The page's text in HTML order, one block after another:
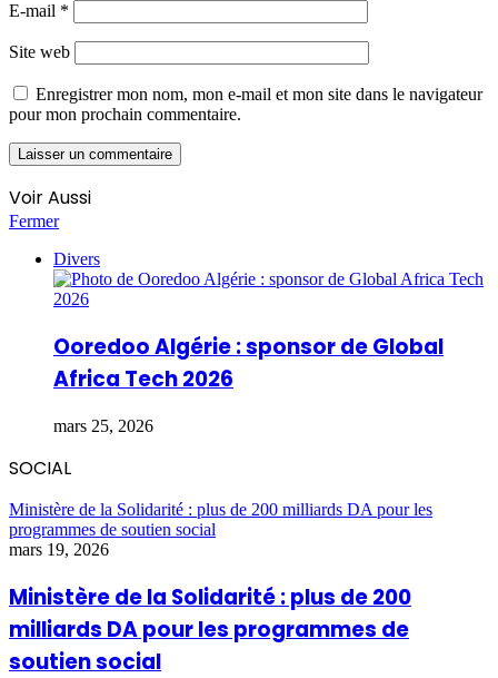
E-mail *
Site web
Enregistrer mon nom, mon e-mail et mon site dans le navigateur
pour mon prochain commentaire.
Voir Aussi
Fermer
Divers
Ooredoo Algérie : sponsor de Global
Africa Tech 2026
mars 25, 2026
SOCIAL
Ministère de la Solidarité : plus de 200 milliards DA pour les
programmes de soutien social
mars 19, 2026
Ministère de la Solidarité : plus de 200
milliards DA pour les programmes de
soutien social